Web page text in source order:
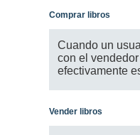
Comprar libros
Cuando un
con el
efectivamente
Vender libros